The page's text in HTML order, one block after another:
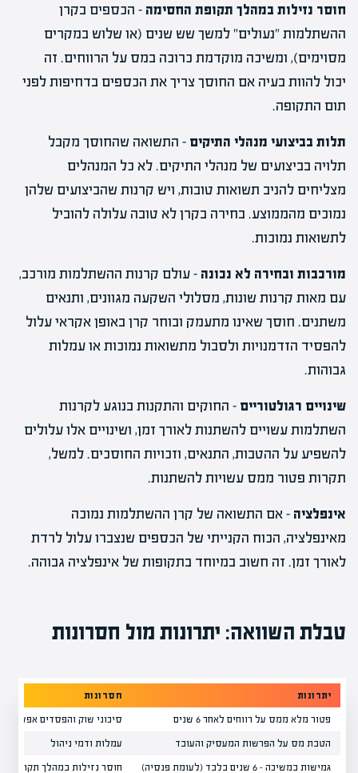
חוסר נזילות במהלך תקופת החסימה – הכספים בקרן
ההשתלמות "נעולים" למשך שש שנים (או שלוש במקרים
מסוימים), ומשיכה מוקדמת כרוכה במס על הרווחים. זה
יכול להוות בעיה אם החוסך צריך את הכספים בדחיפות לפני
תום התקופה.
תלות בביצועי מנהלי התיקים – התשואה שהחוסך מקבל
תלויה בביצועים של מנהלי התיקים. לא כל המנהלים
מצליחים להניב תשואות טובות, ויש קרנות שהביצועים שלהן
נמוכים מהממוצע. בחירה בקרן לא טובה עלולה להוביל
לתשואות נמוכות.
מורכבות ובחירה לא נכונה – עולם קרנות ההשתלמות מורכב,
עם מאות קרנות שונות, מסלולי השקעה מגוונים, ותנאים
משתנים. חוסך שאינו מתעמק ובוחר קרן באופן אקראי עלול
להפסיד הזדמנויות ולסבול מתשואות נמוכות או עמלות
גבוהות.
שינויים רגולטוריים – החוקים והתקנות בנוגע לקרנות
השתלמות עשויים להשתנות לאורך זמן, ושינויים אלו עלולים
להשפיע על ההטבות, התנאים, וזכויות החוסכים. למשל,
תקרות פטור ממס עשויות להשתנות.
אינפלציה – אם התשואה של קרן ההשתלמות נמוכה
מאינפלציה, הכוח הקנייתי של הכספים שנצברו עלול לרדת
לאורך זמן. זה חשוב במיוחד בתקופות של אינפלציה גבוהה.
טבלת השוואה: יתרונות מול חסרונות
יתרונות חסרונות
פטור מלא ממס על רווחים לאחר 6 שנים סיכוני שוק והפסדים אפשריים
הטבת מס על הפרשות המעסיק והעובד עמלות ודמי ניהול
גמישות במשיכה – 6 שנים בלבד (לעומת פנסיה) חוסר נזילות במהלך תקופת